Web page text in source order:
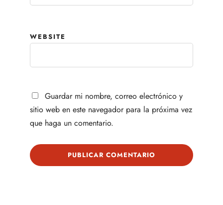
WEBSITE
Guardar mi nombre, correo electrónico y
sitio web en este navegador para la próxima vez
que haga un comentario.